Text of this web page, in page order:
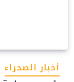
أخبار الصحراء